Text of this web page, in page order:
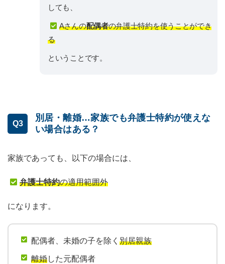
しても、
Aさんの配偶者の弁護士特約を使うことができ
る
ということです。
Q3
別居・離婚…家族でも弁護士特約が使えな
い場合はある？
家族であっても、以下の場合には、
弁護士特約の適用範囲外
になります。
配偶者、未婚の子を除く 別居親族
離婚した元配偶者